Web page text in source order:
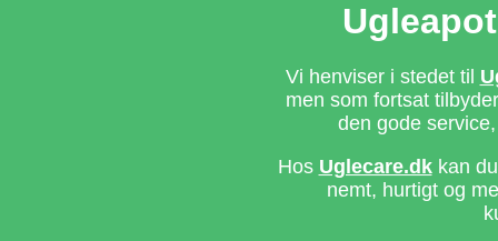
Vi henviser i stedet til
men som fortsat
den gode
Hos Uglecare.dkkan du
nemt, hurtigt og